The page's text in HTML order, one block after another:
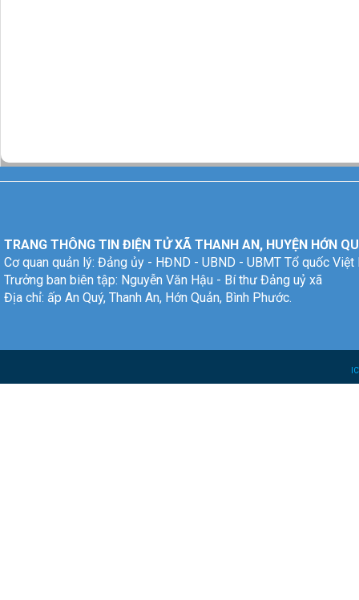
TRANG THÔNG TIN ĐIỆN TỬ XÃ THANH AN, HUYỆN HỚN
Cơ quan quản lý: Đảng ủy - HĐND - UBND - UBMT Tổ quốc Việt
Trưởng ban biên tập: Nguyễn Văn Hậu - Bí thư Đảng uỷ xã
Địa chỉ: ấp An Quý, Thanh An, Hớn Quản, Bình Phước.